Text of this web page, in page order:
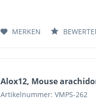
MERKEN
Alox12, Mouse
Artikelnummer: VMPS-262